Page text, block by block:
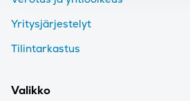
Yritysjärjestelyt
Tilintarkastus
Valikko